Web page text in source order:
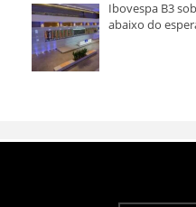
Ibovespa B3
abaixo do